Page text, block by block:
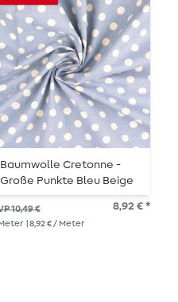
Baumwolle Cretonne -
Große Punkte Bleu Beige
Wash
10,49 € 8,92 € *
| 8,92 € / Meter